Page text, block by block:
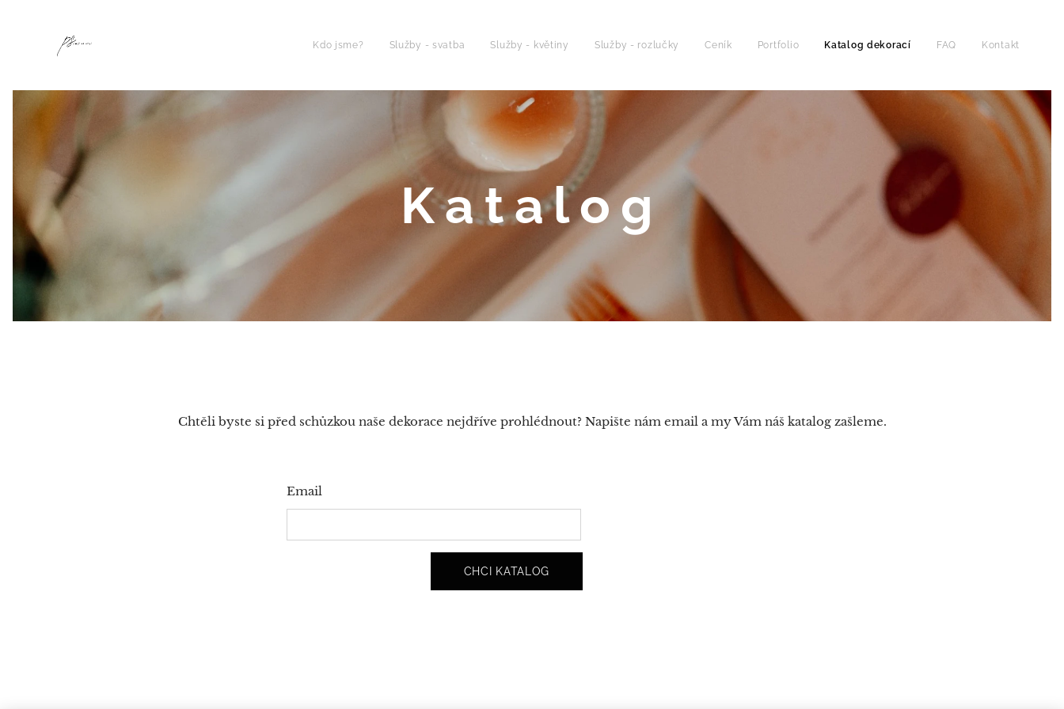
Kdo jsme? Služby - svatba Služby - květiny Služby - rozlučky Ceník Portfolio Katalog dekorací FAQ Kontakt
Katalog
Chtěli byste si před schůzkou naše dekorace nejdříve prohlédnout? Napište nám email a my Vám náš katalog zašleme.
Email
CHCI KATALOG